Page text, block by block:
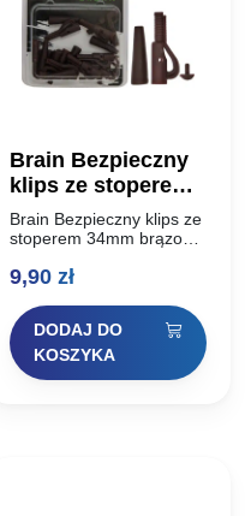
Brain Bezpieczny
klips ze stoperem
34mm brązowy
Brain Bezpieczny klips ze
stoperem 34mm brązowy
klasyczny element
Służy do uwalniania
ciężarka z zestawu w
przypadku jego
zerwania…
9,90 zł
DODAJ DO
KOSZYKA